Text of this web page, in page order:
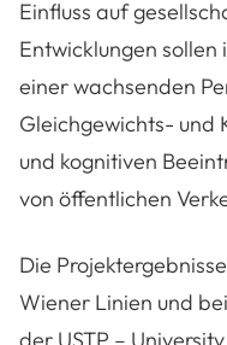
Einfluss auf
Entwicklungen sollen
einer wachsenden
Gleichgewichts- und
und kognitiven
von öffentlichen
Die
Wiener Linien und
der USTP –